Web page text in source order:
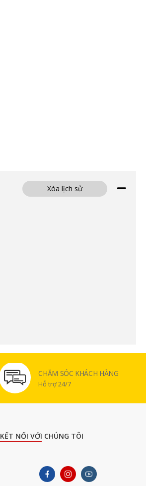
Xóa lịch sử
CHĂM SÓC KHÁCH HÀNG
Hỗ trợ 24/7
KẾT NỐI VỚI CHÚNG TÔI